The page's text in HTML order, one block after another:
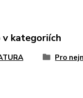
v kategoriích
Pro